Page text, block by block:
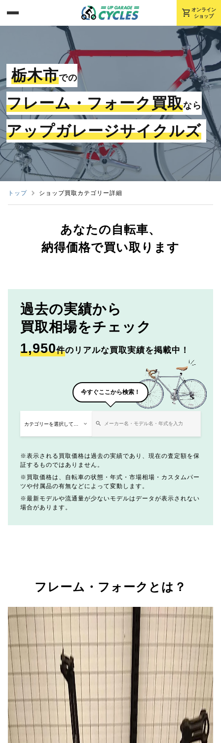
shopping_cart オンライン
ショップ
栃木市での
フレーム・フォーク買取なら
アップガレージサイクルズ
トップ ショップ買取カテゴリー詳細
あなたの自転車、
納得価格で買い取ります
過去の実績から
買取相場をチェック
1,950件のリアルな買取実績を掲載中！
今すぐここから検索！
表示される買取価格は過去の実績であり、現在の査定額を保
証するものではありません。
買取価格は、自転車の状態・年式・市場相場・カスタムパー
ツや付属品の有無などによって変動します。
最新モデルや流通量が少ないモデルはデータが表示されない
場合があります。
フレーム・フォークとは？